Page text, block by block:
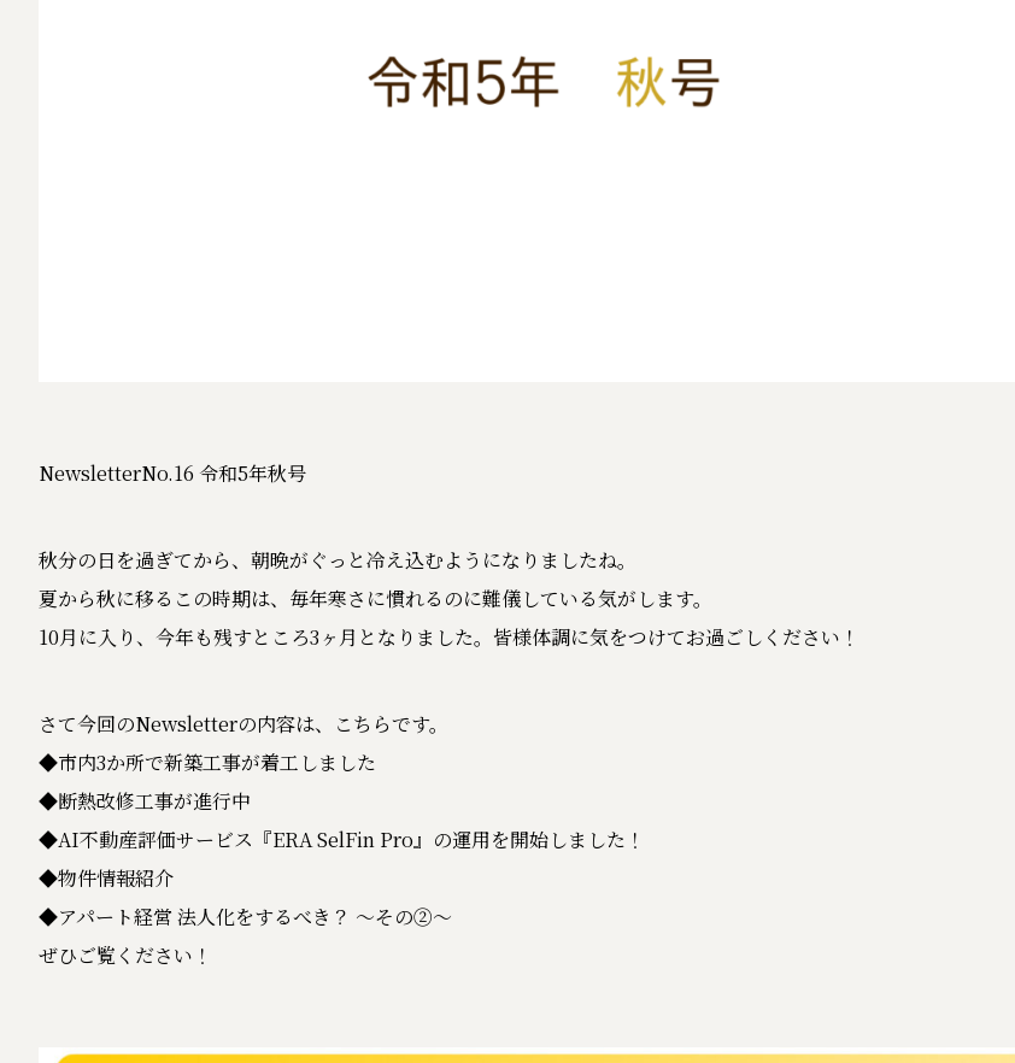
NewsletterNo.16 令和5年秋号
秋分の日を過ぎてから、朝晩がぐっと冷え込むようになりましたね。
夏から秋に移るこの時期は、毎年寒さに慣れるのに難儀している気がします。
10月に入り、今年も残すところ3ヶ月となりました。皆様体調に気をつけてお過ごしください！
さて今回のNewsletterの内容は、こちらです。
◆市内3か所で新築工事が着工しました
◆断熱改修工事が進行中
◆AI不動産評価サービス『ERA SelFin Pro』の運用を開始しました！
◆物件情報紹介
◆アパート経営 法人化をするべき？ ～その②～
ぜひご覧ください！